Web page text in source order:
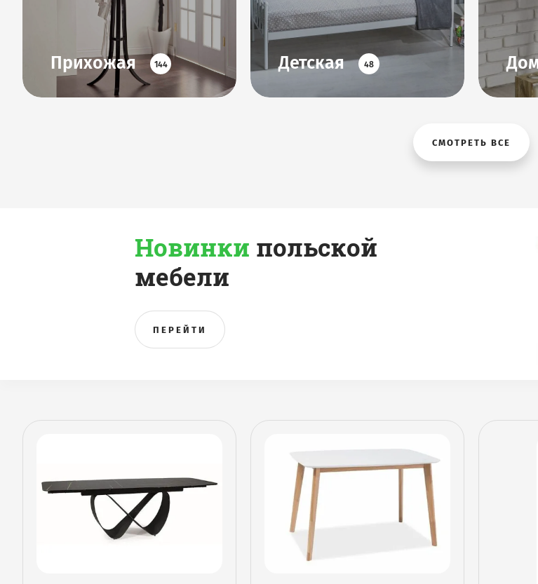
Прихожая 144 Детская 48
СМОТРЕТЬ ВСЕ
Новинки польской
мебели
ПЕРЕЙТИ